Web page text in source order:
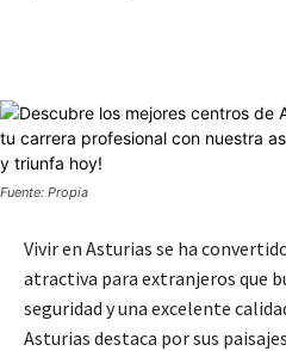
Fuente: Propia
Vivir en Asturias se ha
atractiva para extranjeros que
seguridad y una excelente
Asturias destaca por sus